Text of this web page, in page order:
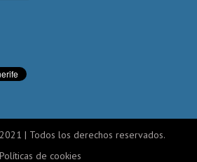
| Todos los derechos reservados.
Políticas de cookies